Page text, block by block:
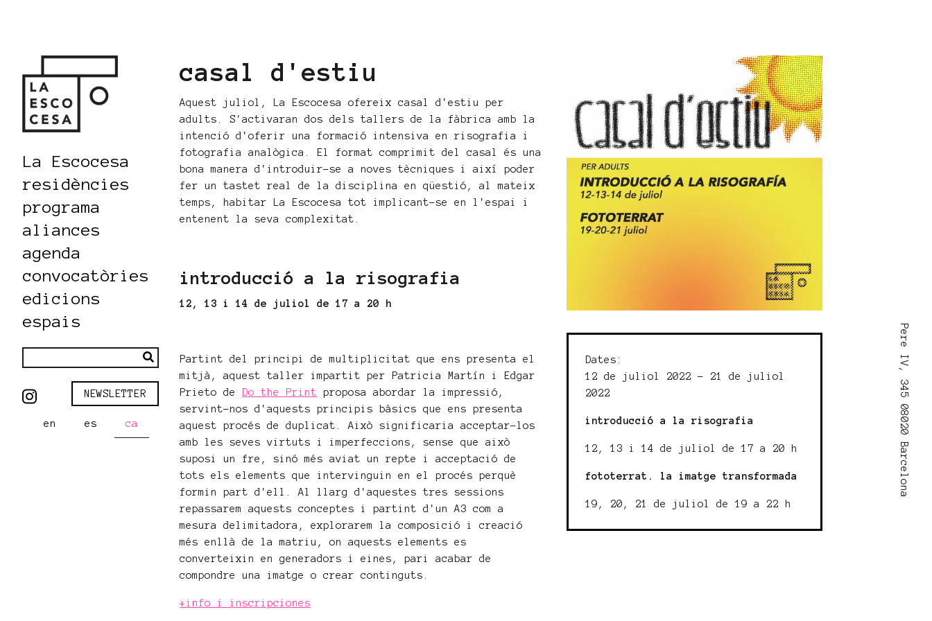
Pere IV, 345 08020 Barcelona
La Escocesa
residències
programa
aliances
agenda
convocatòries
edicions
espais
NEWSLETTER
en es ca
casal d'estiu
Aquest juliol, La Escocesa ofereix casal d'estiu per
adults. S'activaran dos dels tallers de la fàbrica amb la
intenció d'oferir una formació intensiva en risografia i
fotografia analògica. El format comprimit del casal és una
bona manera d'introduir-se a noves tècniques i així poder
fer un tastet real de la disciplina en qüestió, al mateix
temps, habitar La Escocesa tot implicant-se en l'espai i
entenent la seva complexitat.
introducció a la risografia
12, 13 i 14 de juliol de 17 a 20 h
Partint del principi de multiplicitat que ens presenta el
mitjà, aquest taller impartit per Patricia Martín i Edgar
Prieto de
Do the Print proposa abordar la impressió,
servint-nos d'aquests principis bàsics que ens presenta
aquest procés de duplicat. Això significaria acceptar-los
amb les seves virtuts i imperfeccions, sense que això
suposi un fre, sinó més aviat un repte i acceptació de
tots els elements que intervinguin en el procés perquè
formin part d'ell. Al llarg d'aquestes tres sessions
repassarem aquests conceptes i partint d'un A3 com a
mesura delimitadora, explorarem la composició i creació
més enllà de la matriu, on aquests elements es
converteixin en generadors i eines, pari acabar de
compondre una imatge o crear continguts.
+info i inscripciones
Dates:
12 de juliol 2022 - 21 de juliol
2022
introducció a la risografia
12, 13 i 14 de juliol de 17 a 20 h
fototerrat. la imatge transformada
19, 20, 21 de juliol de 19 a 22 h